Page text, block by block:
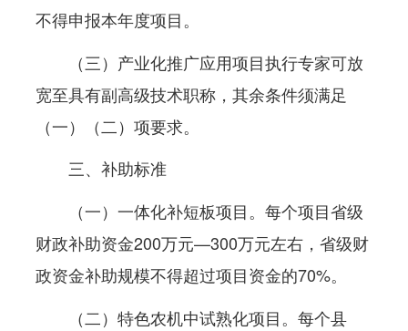
不得申报本年度项目。
（三）产业化推广应用项目执行专家可放
宽至具有副高级技术职称，其余条件须满足
（一）（二）项要求。
三、补助标准
（一）一体化补短板项目。每个项目省级
财政补助资金200万元—300万元左右，省级财
政资金补助规模不得超过项目资金的70%。
（二）特色农机中试熟化项目。每个县